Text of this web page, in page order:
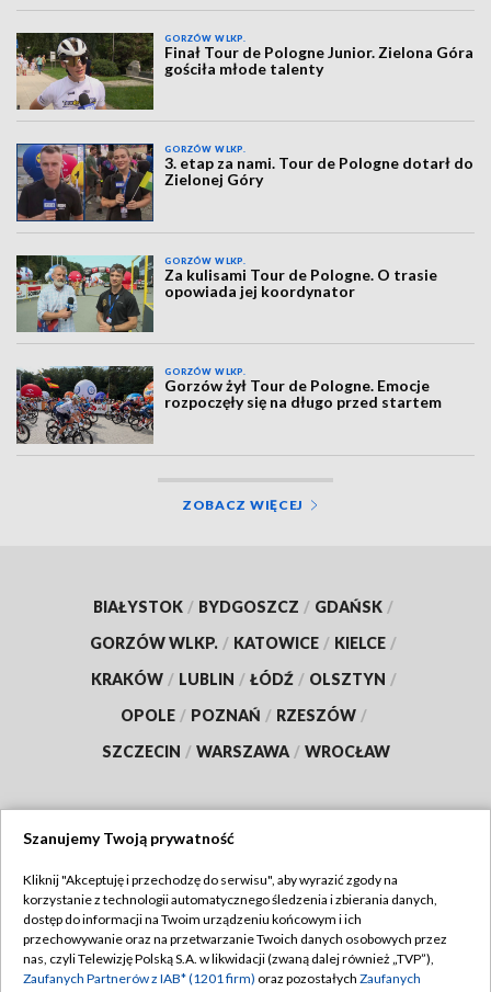
GORZÓW WLKP.
Finał Tour de Pologne Junior. Zielona Góra
gościła młode talenty
GORZÓW WLKP.
3. etap za nami. Tour de Pologne dotarł do
Zielonej Góry
GORZÓW WLKP.
Za kulisami Tour de Pologne. O trasie
opowiada jej koordynator
GORZÓW WLKP.
Gorzów żył Tour de Pologne. Emocje
rozpoczęły się na długo przed startem
ZOBACZ WIĘCEJ
BIAŁYSTOK / BYDGOSZCZ / GDAŃSK /
GORZÓW WLKP. / KATOWICE / KIELCE /
KRAKÓW / LUBLIN / ŁÓDŹ / OLSZTYN /
OPOLE / POZNAŃ / RZESZÓW /
SZCZECIN / WARSZAWA / WROCŁAW
TVP
Abonament TVP
Emisja w TVP
Regulamin TVP
Polityka prywatności
Szanujemy Twoją prywatność
Kliknij "Akceptuję i przechodzę do serwisu", aby wyrazić zgody na
korzystanie z technologii automatycznego śledzenia i zbierania danych,
dostęp do informacji na Twoim urządzeniu końcowym i ich
przechowywanie oraz na przetwarzanie Twoich danych osobowych przez
nas, czyli Telewizję Polską S.A. w likwidacji (zwaną dalej również „TVP”),
Zaufanych Partnerów z IAB* (1201 firm) oraz pozostałych Zaufanych